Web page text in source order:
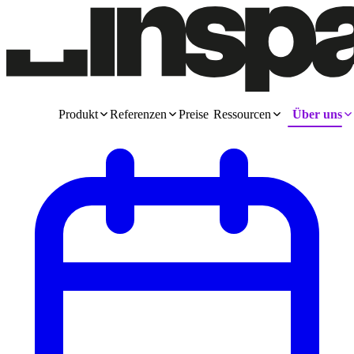
Produkt Referenzen Preise Ressourcen Über uns